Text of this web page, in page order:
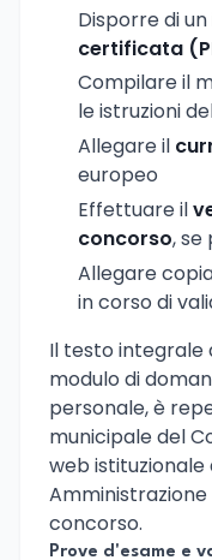
Disporre di
certificata
Compilare il
le istruzioni
Allegare il
europeo
Effettuare il
concorso, se
Allegare
in corso di
Il testo integrale
modulo di
personale, è
municipale del
web istituzionale
concorso.
Prove d'esame e